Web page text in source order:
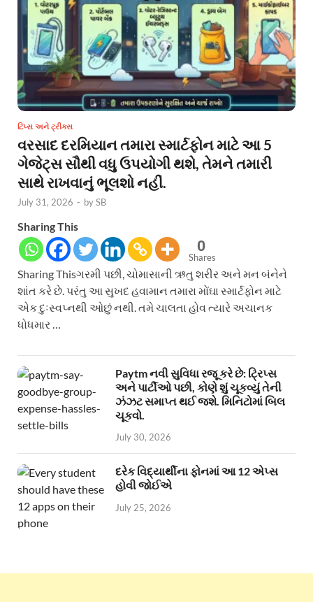
ટિપ્સ અને ટ્રીક્સ
વરસાદ દરમિયાન તમારા સ્માર્ટફોન માટે આ 5
ગેજેટ્સ સૌથી વધુ ઉપયોગી થશે, તેમને તમારી
સાથે રાખવાનું ભૂલશો નહીં.
July 31, 2026 - bySB
Sharing This
0
Shares
Sharing Thisગરમી પછી, ચોમાસાની ઋતુ શરીર અને મન બંનેને
શાંત કરે છે. પરંતુ આ સુખદ હવામાન તમારા મોંઘા સ્માર્ટફોન માટે
એક દુઃસ્વપ્નથી ઓછું નથી. તમે ચાલતા હોવ ત્યારે અચાનક
ધોધમાર …
Paytm નવી સુવિધા રજૂ કરે છે: ટ્રિપ્સ
અને પાર્ટીઓ પછી, કોણે શું ચૂકવ્યું તેની
ઝંઝટ સમાપ્ત થઈ જશે. મિનિટોમાં બિલ
ચૂકવો.
July 30, 2026
દરેક વિદ્યાર્થીના ફોનમાં આ 12 એપ્સ
હોવી જોઈએ
July 25, 2026